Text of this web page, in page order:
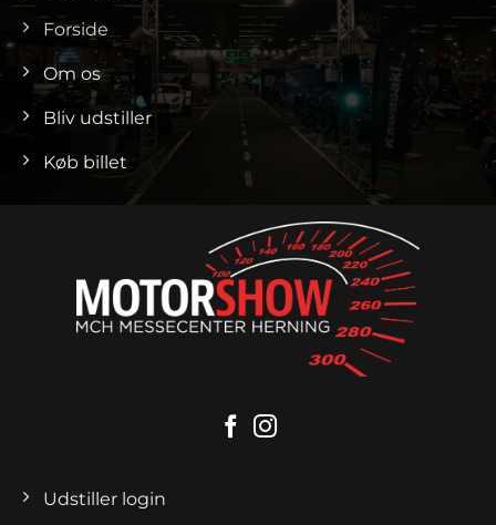
Forside
Om os
Bliv udstiller
Køb billet
Udstiller login